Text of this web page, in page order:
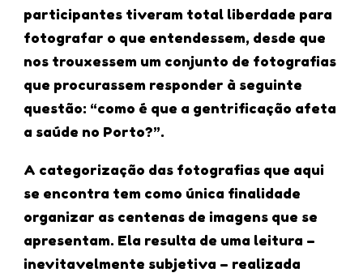
participantes tiveram total liberdade para
fotografar o que entendessem, desde que
nos trouxessem um conjunto de fotografias
que procurassem responder à seguinte
questão: “como é que a gentrificação afeta
a saúde no Porto?”.
A categorização das fotografias que aqui
se encontra tem como única finalidade
organizar as centenas de imagens que se
apresentam. Ela resulta de uma leitura –
inevitavelmente subjetiva – realizada